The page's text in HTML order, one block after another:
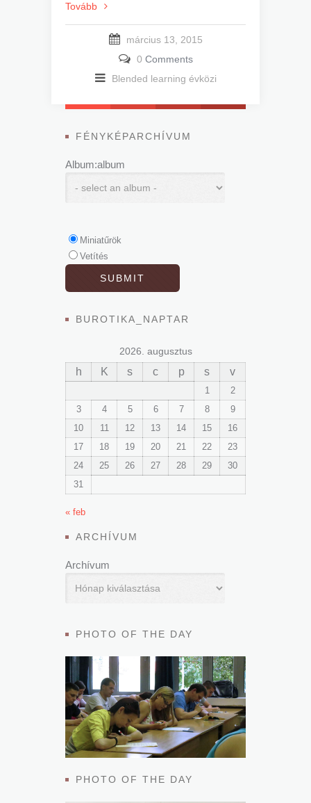
Tovább
március 13, 2015
0 Comments
Blended learning évközi
FÉNYKÉPARCHÍVUM
Album:album
Miniatűrök
Vetítés
BUROTIKA_NAPTAR
2026. augusztus
h K s c p s v
1
2
3
4 5 6 7 8
9
10
11 12 13 14 15
16
17
18 19 20 21 22
23
24
25 26 27 28 29
30
31
« feb
ARCHÍVUM
Archívum
PHOTO OF THE DAY
PHOTO OF THE DAY